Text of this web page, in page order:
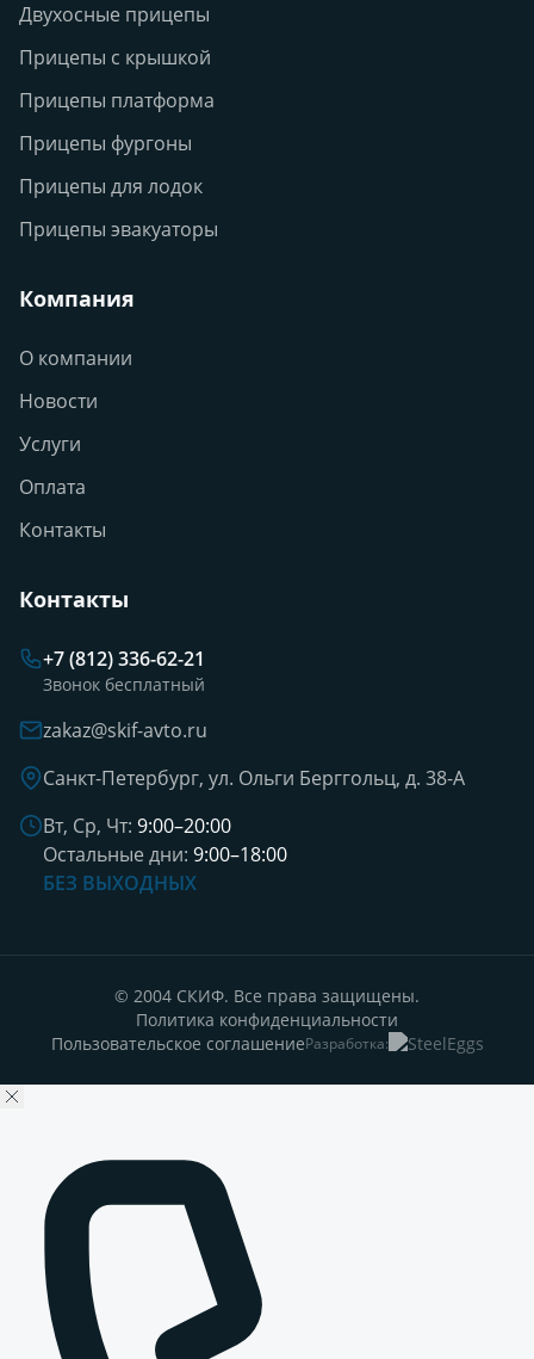
Двухосные прицепы
Прицепы с крышкой
Прицепы платформа
Прицепы фургоны
Прицепы для лодок
Прицепы эвакуаторы
Компания
О компании
Новости
Услуги
Оплата
Контакты
Контакты
+7 (812) 336-62-21
Звонок бесплатный
zakaz@skif-avto.ru
Санкт-Петербург, ул. Ольги Берггольц, д. 38-А
Вт, Ср, Чт: 9:00–20:00
Остальные дни: 9:00–18:00
БЕЗ ВЫХОДНЫХ
© 2004 СКИФ. Все права защищены.
Политика конфиденциальности
Пользовательское соглашениеРазработка: